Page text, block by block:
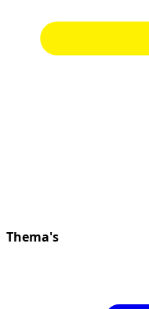
Thema's